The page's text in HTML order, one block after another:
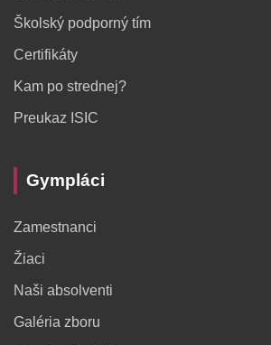
Školský podporný tím
Certifikáty
Kam po strednej?
Preukaz ISIC
Gympláci
Zamestnanci
Žiaci
Naši absolventi
Galéria zboru